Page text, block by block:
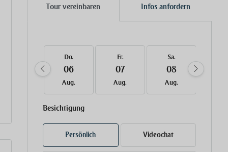
Tour vereinbaren Infos anfordern
Do.
06
Aug.
Fr.
07
Aug.
Sa.
08
Aug.
Besichtigung
Persönlich Videochat